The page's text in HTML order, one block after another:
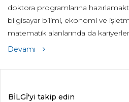
doktora programlarına
bilgisayar bilimi, ekonomi ve
matematik alanlarında da
Devamı
BİLGİ'yi takip edin